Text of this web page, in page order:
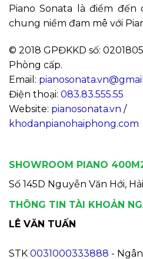
Piano Sonata là điểm
chung niềm đam mê với
© 2018 GPĐKKD số:
Phòng cấp.
Email:
Điện thoại: 083.83.555.55
Website: pianosonata.vn /
khodanpianohaiphong.com
SHOWROOM PIANO
Số 145D Nguyễn Văn Hới,
THÔNG TIN TÀI KHOẢN
LÊ VĂN TUẤN
STK 0031000333888 -